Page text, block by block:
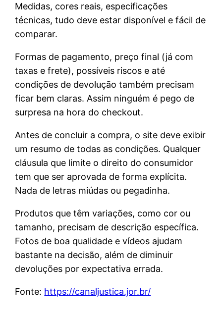
Medidas, cores reais, especificações
técnicas, tudo deve estar disponível e fácil de
comparar.
Formas de pagamento, preço final (já com
taxas e frete), possíveis riscos e até
condições de devolução também precisam
ficar bem claras. Assim ninguém é pego de
surpresa na hora do checkout.
Antes de concluir a compra, o site deve exibir
um resumo de todas as condições. Qualquer
cláusula que limite o direito do consumidor
tem que ser aprovada de forma explícita.
Nada de letras miúdas ou pegadinha.
Produtos que têm variações, como cor ou
tamanho, precisam de descrição específica.
Fotos de boa qualidade e vídeos ajudam
bastante na decisão, além de diminuir
devoluções por expectativa errada.
Fonte: https://canaljustica.jor.br/